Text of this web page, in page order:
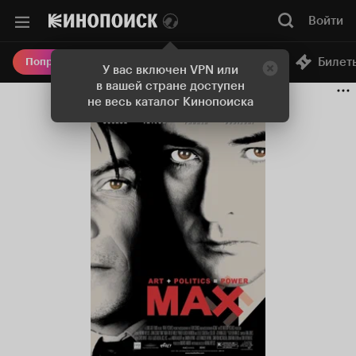
У вас включен VPN или
в вашей стране доступен
не весь каталог Кинопоиска
Войти
Попробовать Плюс Онлайн-кинотеатр